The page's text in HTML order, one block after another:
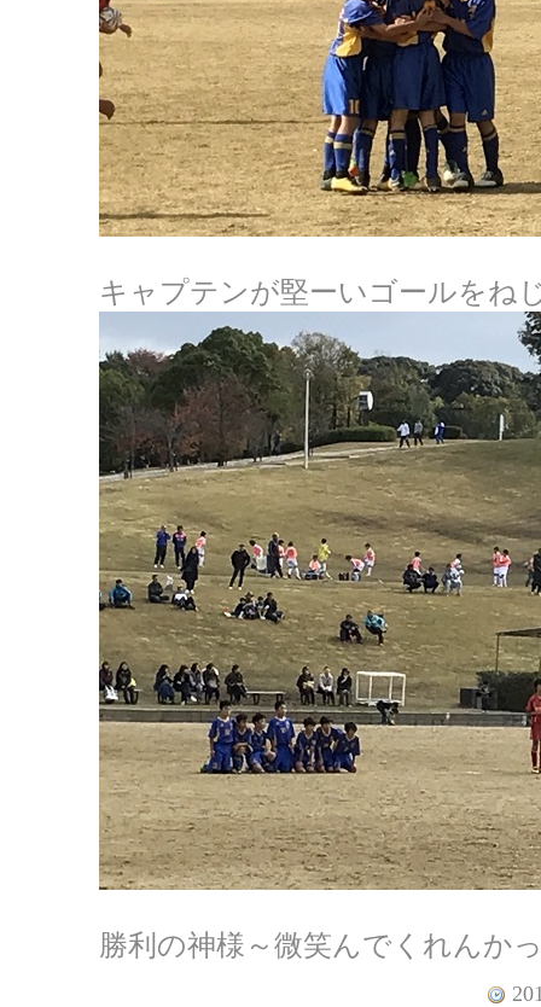
キャプテンが堅ーいゴールをね
勝利の神様～微笑んでくれんか